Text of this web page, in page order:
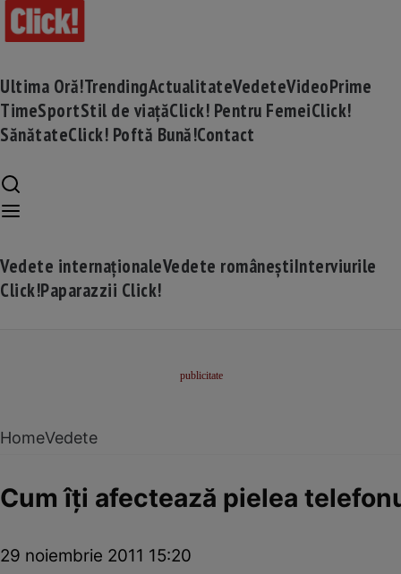
Ultima Oră!TrendingActualitateVedeteVideoPrime
TimeSportStil de viațăClick! Pentru FemeiClick!
SănătateClick! Poftă Bună!Contact
Vedete internaționaleVedete româneștiInterviurile
Click!Paparazzii Click!
HomeVedete
Cum îţi afectează pielea
29 noiembrie 2011 15:20